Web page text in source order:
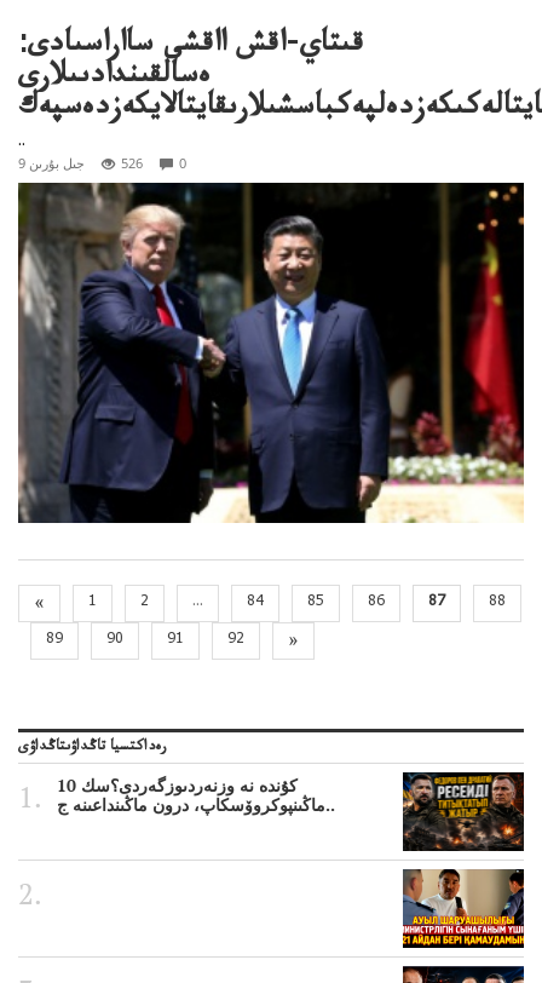
قىتاي-اقش ااقشى سااراسىادى:
ەسالقىندادىىلارى
..
9 جىل بۇرىن 526 0
« 1 2 ... 84 85 86 87
88
89
90 91 92 »
رەداكتسيا تاڭداۋىتاڭداۋى
10 كۇندە نە وزنەردىوزگەردى؟سك
ماڭىنپوكروۆسكاپ، درون ماڭىنداعىنە ج..